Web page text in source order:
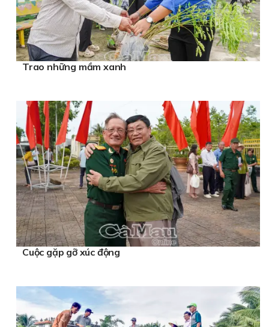
Trao những mầm xanh
Cuộc gặp gỡ xúc động